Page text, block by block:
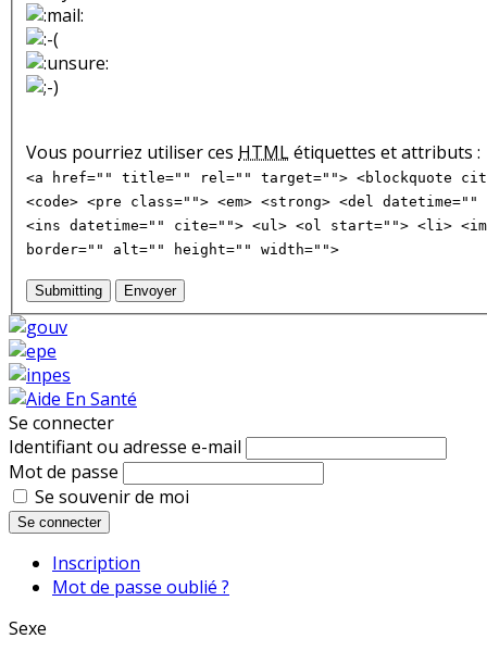
Vous pourriez utiliser ces HTMLétiquettes et attributs :
<a href="" title="" rel="" target=""> <blockquote
<code> <pre class=""> <em> <strong> <del
<ins datetime="" cite=""> <ul> <ol start=""> <li>
border="" alt="" height="" width="">
Submitting Envoyer
Se connecter
Identifiant ou adresse e-mail
Mot de passe
Se souvenir de moi
Se connecter
Inscription
Mot de passe oublié ?
Sexe